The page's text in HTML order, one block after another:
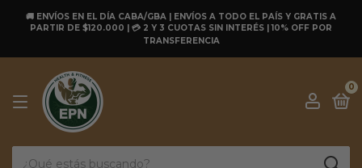
🚚 ENVÍOS EN EL DÍA CABA/GBA | ENVÍOS A TODO EL PAÍS Y GRATIS A
PARTIR DE $120.000 | 💳 2 Y 3 CUOTAS SIN INTERÉS | 10% OFF POR
TRANSFERENCIA
0